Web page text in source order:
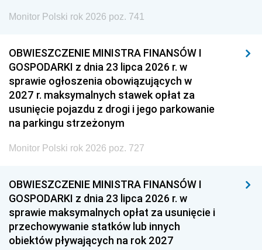
Monitor Polski rok 2026 poz. 741
OBWIESZCZENIE MINISTRA FINANSÓW I
GOSPODARKI z dnia 23 lipca 2026 r. w
sprawie ogłoszenia obowiązujących w
2027 r. maksymalnych stawek opłat za
usunięcie pojazdu z drogi i jego parkowanie
na parkingu strzeżonym
Monitor Polski rok 2026 poz. 727
OBWIESZCZENIE MINISTRA FINANSÓW I
GOSPODARKI z dnia 23 lipca 2026 r. w
sprawie maksymalnych opłat za usunięcie i
przechowywanie statków lub innych
obiektów pływających na rok 2027